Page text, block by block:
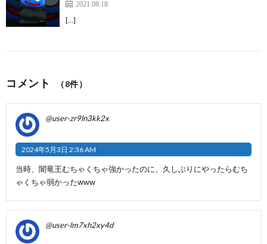
2021.08.18
[…]
コメント （8件）
@user-zr9ln3kk2x
2024年5月3日 2:36 AM
当時、闇竜王むちゃくちゃ強かったのに、久しぶりにやったらむち
ゃくちゃ弱かったwww
@user-lm7xh2xy4d